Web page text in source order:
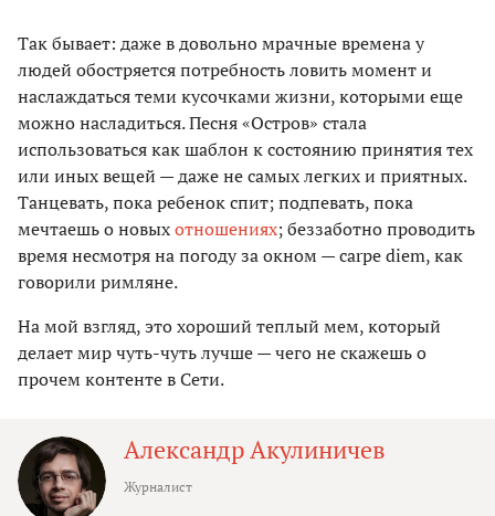
Так бывает: даже в довольно мрачные времена у
людей обостряется потребность ловить момент и
наслаждаться теми кусочками жизни, которыми еще
можно насладиться. Песня «Остров» стала
использоваться как шаблон к состоянию принятия тех
или иных вещей — даже не самых легких и приятных.
Танцевать, пока ребенок спит; подпевать, пока
мечтаешь о новыхотношениях; беззаботно проводить
время несмотря на погоду за окном — carpe diem, как
говорили римляне.
На мой взгляд, это хороший теплый мем, который
делает мир чуть-чуть лучше — чего не скажешь о
прочем контенте в Сети.
Александр Акулиничев
Журналист